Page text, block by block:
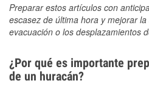
Preparar estos artículos con
escasez de última hora y mejorar
evacuación o los desplazamientos
¿Por qué es importante
de un huracán?